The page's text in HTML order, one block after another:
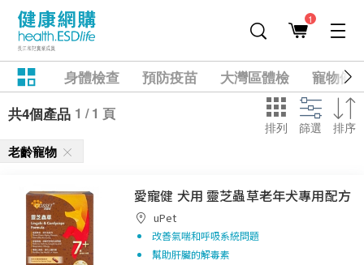
1
身體檢查 預防疫苗 大灣區體檢
寵物健
共4個產品 1 / 1 頁
排列 篩選 排序
老齡寵物
愛寵健 犬用 靈芝蟲草老年犬專用配方
uPet
改善氣喘和呼吸系統問題
幫助肝臟的解毒素